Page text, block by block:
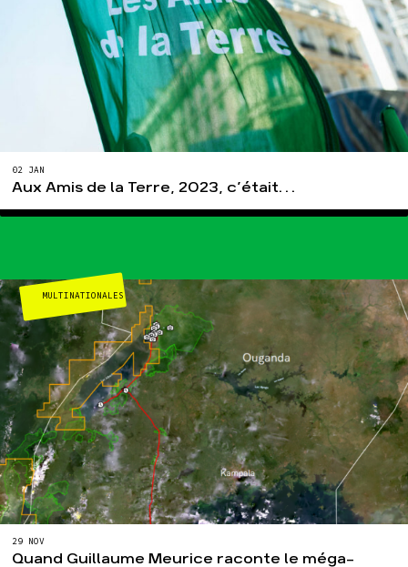
02 JAN
Aux Amis de la Terre, 2023, c’était…
MULTINATIONALES
29 NOV
Quand Guillaume Meurice raconte le méga-